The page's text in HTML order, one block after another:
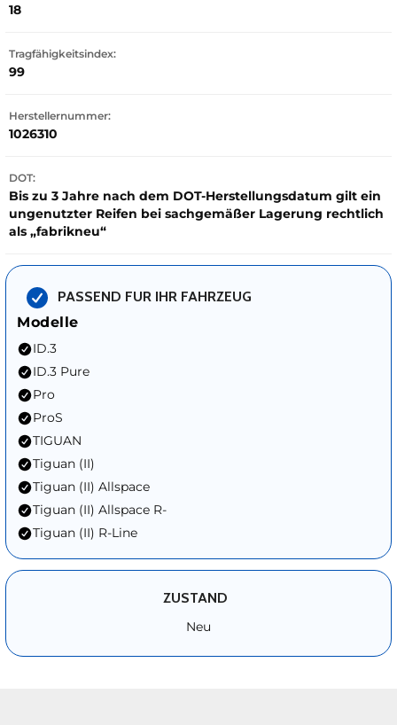
18
Tragfähigkeitsindex:
99
Herstellernummer:
1026310
DOT:
Bis zu 3 Jahre nach dem DOT-Herstellungsdatum gilt ein
ungenutzter Reifen bei sachgemäßer Lagerung rechtlich
als „fabrikneu“
PASSEND FUR IHR FAHRZEUG
Modelle
ID.3
ID.3 Pure
Pro
ProS
TIGUAN
Tiguan (II)
Tiguan (II) Allspace
Tiguan (II) Allspace R-
Tiguan (II) R-Line
ZUSTAND
Neu